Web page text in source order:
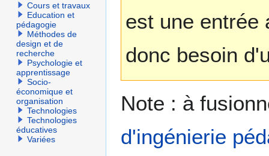
est une entrée
donc besoin
Note : à
d'ingénierie
Cours et travaux
Education et
pédagogie
Méthodes de
design et de
recherche
Psychologie et
apprentissage
Socio-
économique et
organisation
Technologies
Technologies
éducatives
Variées